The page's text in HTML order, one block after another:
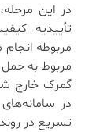
در این
تأییدیه
مربوطه
مربوط به حمل‌
گمرک خارج
در
تسریع در